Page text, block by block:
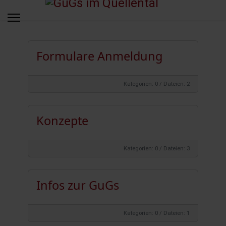
Formulare Anmeldung
Kategorien: 0 / Dateien: 2
Konzepte
Kategorien: 0 / Dateien: 3
Infos zur GuGs
Kategorien: 0 / Dateien: 1